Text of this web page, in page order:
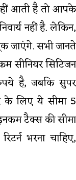
आती है तो आपके
नहीं है. लेकिन,
जाएंगे. सभी जानते
सीनियर सिटिजन
है, जबकि सुपर
के लिए ये सीमा 5
टैक्स की सीमा
भरना चाहिए,